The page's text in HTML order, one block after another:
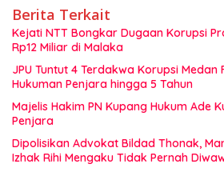
Berita Terkait
Kejati NTT Bongkar Dugaan Korupsi
Rp12 Miliar di Malaka
JPU Tuntut 4 Terdakwa Korupsi Medan
Hukuman Penjara hingga 5 Tahun
Majelis Hakim PN Kupang Hukum Ade
Penjara
Dipolisikan Advokat Bildad Thonak,
Izhak Rihi Mengaku Tidak Pernah